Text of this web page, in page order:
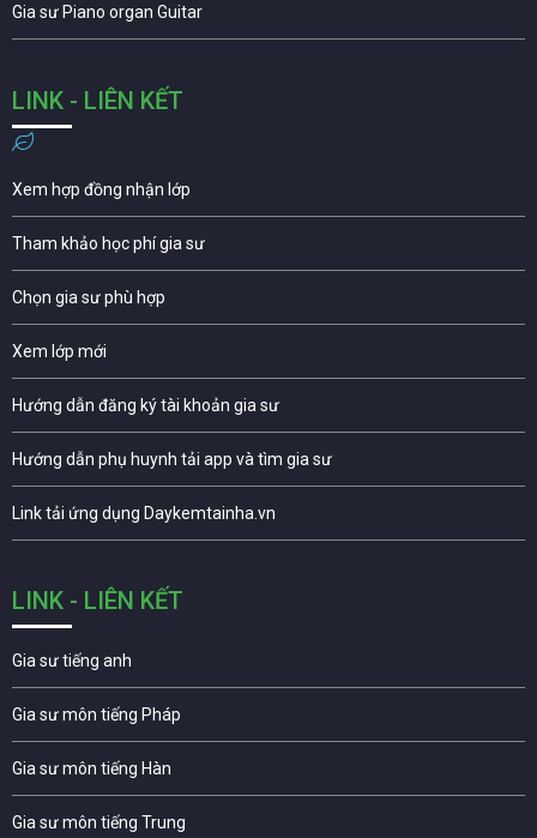
Gia sư Piano organ Guitar
LINK - LIÊN KẾT
Xem hợp đồng nhận lớp
Tham khảo học phí gia sư
Chọn gia sư phù hợp
Xem lớp mới
Hướng dẫn đăng ký tài khoản gia sư
Hướng dẫn phụ huynh tải app và tìm gia sư
Link tải ứng dụng Daykemtainha.vn
LINK - LIÊN KẾT
Gia sư tiếng anh
Gia sư môn tiếng Pháp
Gia sư môn tiếng Hàn
Gia sư môn tiếng Trung